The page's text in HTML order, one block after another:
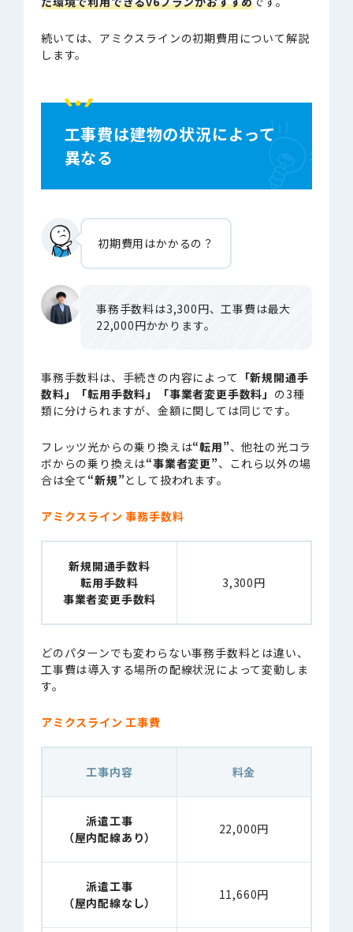
続いては、アミクスラインの初期費用について解説
します。
工事費は建物の状況によって
異なる
初期費用はかかるの？
事務手数料は3,300円、工事費は最大
22,000円かかります。
事務手数料は、手続きの内容によって 「新規開通手
数料」「転用手数料」「事業者変更手数料」 の3種
類に分けられますが、金額に関しては同じです。
フレッツ光からの乗り換えは“転用”、他社の光コラ
ボからの乗り換えは“事業者変更”、これら以外の場
合は全て “新規”として扱われます。
アミクスライン 事務手数料
新規開通手数料
転用手数料
事業者変更手数料
3,300円
どのパターンでも変わらない事務手数料とは違い、
工事費は導入する場所の配線状況によって変動しま
す。
アミクスライン 工事費
工事内容 料金
派遣工事
（屋内配線あり）
22,000円
派遣工事
（屋内配線なし）
11,660円